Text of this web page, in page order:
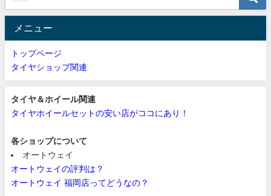
メニュー
トップページ
タイヤショップ関連
タイヤ＆ホイール関連
タイヤホイールセットの安い店がココにあり！
各ショップについて
オートウェイ
オートウェイの評判は？
オートウェイ 福岡店ってどうなの？